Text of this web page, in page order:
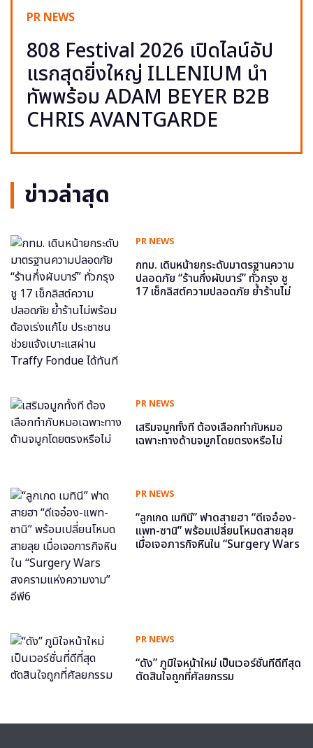
PR NEWS
808 Festival 2026 เปิดไลน์อัป
แรกสุดยิ่งใหญ่ ILLENIUM นำ
ทัพพร้อม ADAM BEYER B2B
CHRIS AVANTGARDE
ข่าวล่าสุด
PR NEWS
กทม. เดินหน้ายกระดับมาตรฐานความ
ปลอดภัย “ร้านกึ่งผับบาร์” ทั่วกรุง ชู
17 เช็กลิสต์ความปลอดภัย ย้ำร้านไม่
PR NEWS
เสริมจมูกทั้งที ต้องเลือกทำกับหมอ
เฉพาะทางด้านจมูกโดยตรงหรือไม่
PR NEWS
“ลูกเกด เมทินี” ฟาดสายฮา “ดีเจอ๋อง-
แพท-ซานิ” พร้อมเปลี่ยนโหมดสายลุย
เมื่อเจอภารกิจหินใน “Surgery Wars
PR NEWS
“ดัง” ภูมิใจหน้าใหม่ เป็นเวอร์ชั่นที่ดีที่สุด
ตัดสินใจถูกที่ศัลยกรรม